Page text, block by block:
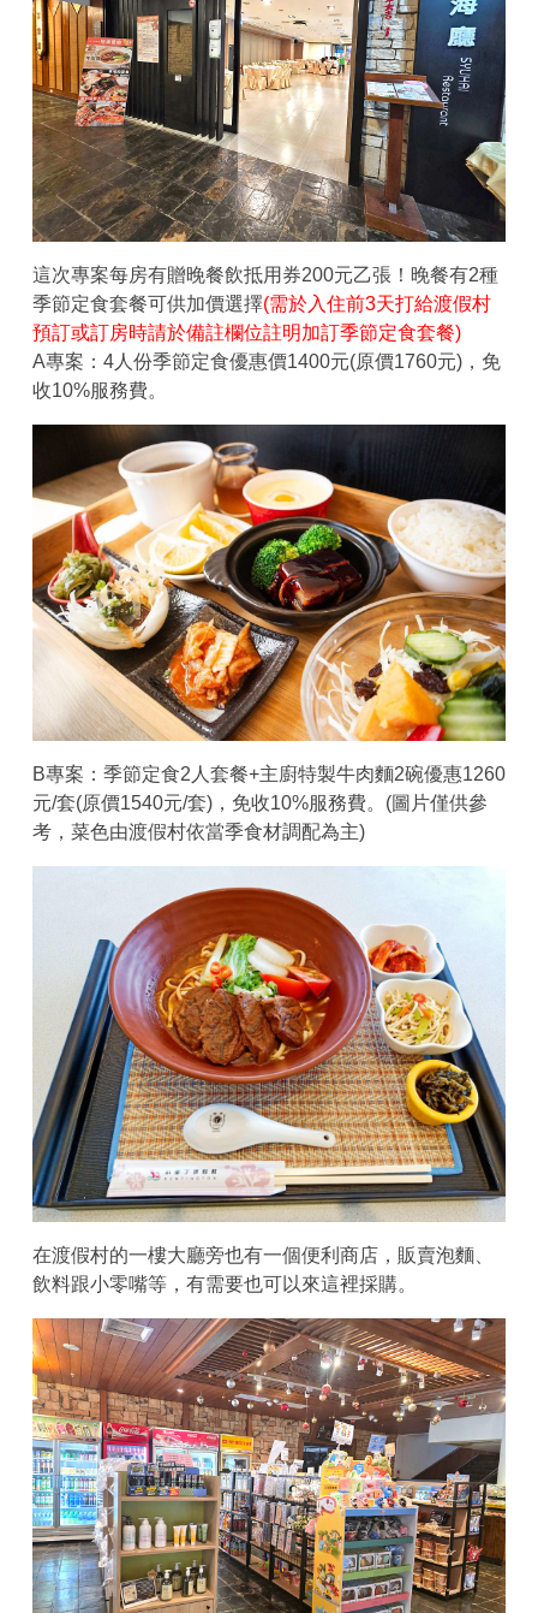
這次專案每房有贈晚餐飲抵用券200元乙張！晚餐有2種
季節定食套餐可供加價選擇(需於入住前3天打給渡假村
預訂或訂房時請於備註欄位註明加訂季節定食套餐)
A專案：4人份季節定食優惠價1400元(原價1760元)，免
收10%服務費。
B專案：季節定食2人套餐+主廚特製牛肉麵2碗優惠1260
元/套(原價1540元/套)，免收10%服務費。(圖片僅供參
考，菜色由渡假村依當季食材調配為主)
在渡假村的一樓大廳旁也有一個便利商店，販賣泡麵、
飲料跟小零嘴等，有需要也可以來這裡採購。